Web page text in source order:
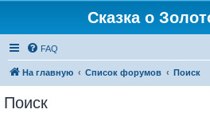
Сказка о
FAQ
На главную Список форумов Поиск
Поиск